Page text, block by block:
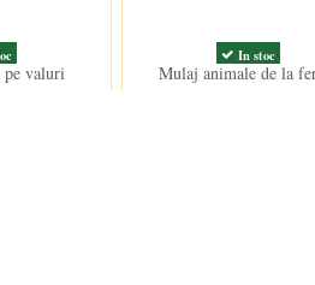
valuri
In stoc
Mulaj animale de la